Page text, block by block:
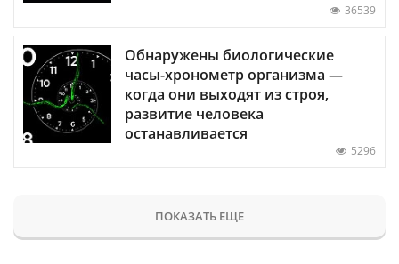
36539
Обнаружены биологические
часы-хронометр организма —
когда они выходят из строя,
развитие человека
останавливается
5296
ПОКАЗАТЬ ЕЩЕ